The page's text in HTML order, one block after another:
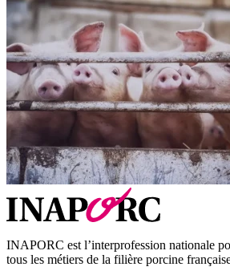
INAPORC est l’interprofession nationale
tous les métiers de la filière porcine